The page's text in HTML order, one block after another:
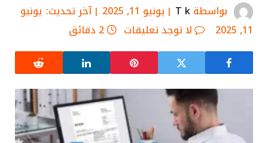
بواسطةT k يونيو 11, 2025 آخر تحديث: يونيو
11, 2025
لا توجد تعليقات 2 دقائق